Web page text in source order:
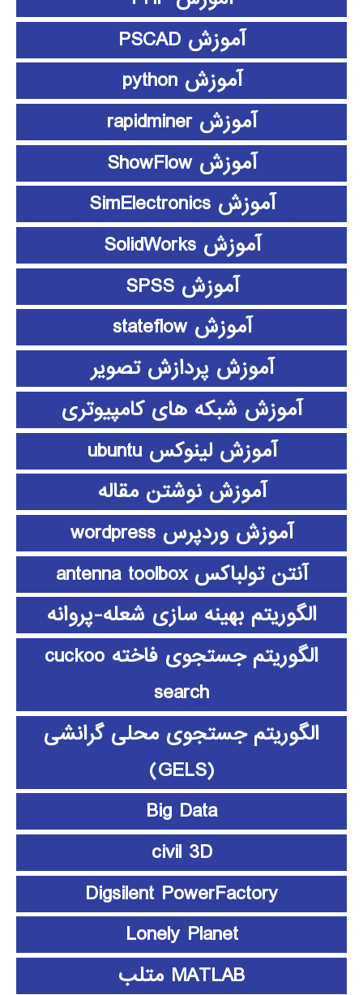
آموزش PSCAD
آموزش python
آموزش rapidminer
آموزش ShowFlow
آموزش SimElectronics
آموزش SolidWorks
آموزش SPSS
آموزش stateflow
آموزش پردازش تصویر
آموزش شبکه های کامپیوتری
آموزش لینوکس ubuntu
آموزش نوشتن مقاله
آموزش وردپرس wordpress
آنتن تولباکس antenna toolbox
الگوریتم بهینه سازی شعله-پروانه
الگوریتم جستجوی فاخته cuckoo
search
الگوریتم جستجوی محلی گرانشی
(GELS)
Big Data
civil 3D
Digsilent PowerFactory
Lonely Planet
MATLAB متلب